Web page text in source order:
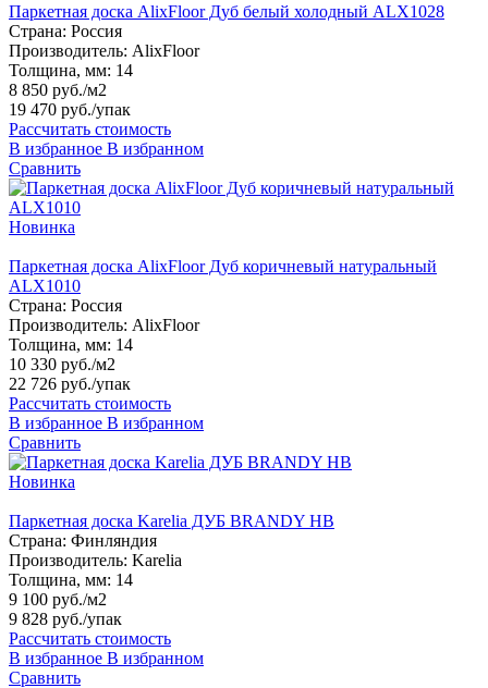
Паркетная доска AlixFloor Дуб белый холодный ALX1028
Страна: Россия
Производитель: AlixFloor
Толщина, мм: 14
8 850 руб./м2
19 470 руб./упак
Рассчитать стоимость
В избранное В избранном
Сравнить
Новинка
Паркетная доска AlixFloor Дуб коричневый натуральный
ALX1010
Страна: Россия
Производитель: AlixFloor
Толщина, мм: 14
10 330 руб./м2
22 726 руб./упак
Рассчитать стоимость
В избранное В избранном
Сравнить
Новинка
Паркетная доска Karelia ДУБ BRANDY HB
Страна: Финляндия
Производитель: Karelia
Толщина, мм: 14
9 100 руб./м2
9 828 руб./упак
Рассчитать стоимость
В избранное В избранном
Сравнить